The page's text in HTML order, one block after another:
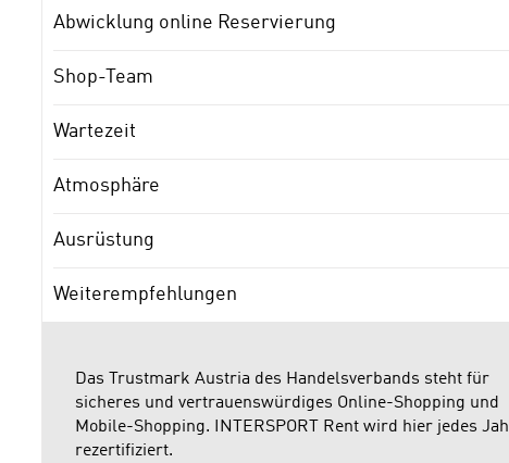
Abwicklung online Reservierung
Shop-Team
Wartezeit
Atmosphäre
Ausrüstung
Weiterempfehlungen
Das Trustmark Austria des Handelsverbands steht für
sicheres und vertrauenswürdiges Online-Shopping und
Mobile-Shopping. INTERSPORT Rent wird hier jedes
rezertifiziert.